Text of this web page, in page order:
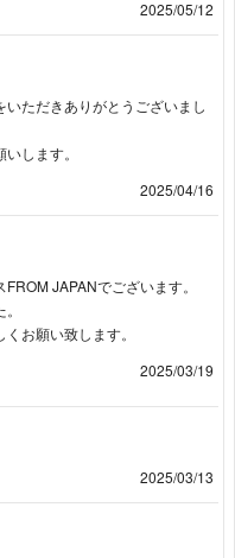
2025/05/12
ただきありがとうございまし
します。
2025/04/16
JAPANでございます。
お願い致します。
2025/03/19
2025/03/13